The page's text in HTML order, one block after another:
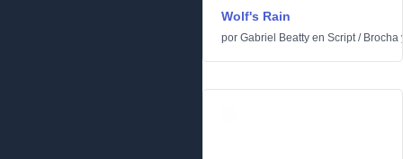
Wolf's Rain
por Gabriel Beatty en Script/ Brocha